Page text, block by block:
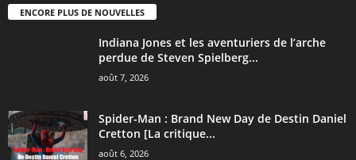
ENCORE PLUS DE NOUVELLES
Indiana Jones et les aventuriers de l’arche
perdue de Steven Spielberg...
août 7, 2026
Spider-Man : Brand New Day de Destin Daniel
Cretton [La critique...
août 6, 2026